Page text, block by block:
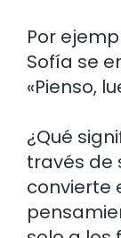
Por
Sofía se
«Pienso,
¿Qué
través de
convierte